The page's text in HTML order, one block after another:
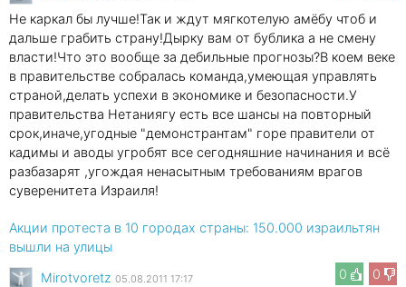
Не каркал бы лучше!Так и ждут мягкотелую амёбу чтоб и
дальше грабить страну!Дырку вам от бублика а не смену
власти!Что это вообще за дебильные прогнозы?В коем веке
в правительстве собралась команда,умеющая управлять
страной,делать успехи в экономике и безопасности.У
правительства Нетаниягу есть все шансы на повторный
срок,иначе,угодные "демонстрантам" горе правители от
кадимы и аводы угробят все сегодняшние начинания и всё
разбазарят ,угождая ненасытным требованиям врагов
суверенитета Израиля!
Акции протеста в 10 городах страны: 150.000 израильтян
вышли на улицы
0
0
Mirotvoretz 05.08.2011 17:17